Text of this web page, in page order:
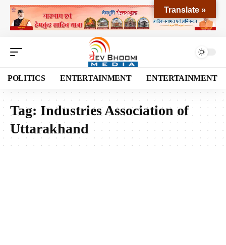
POLITICS ENTERTAINMENT ENTERTAINMENT
Tag: Industries Association of
Uttarakhand
Translate »